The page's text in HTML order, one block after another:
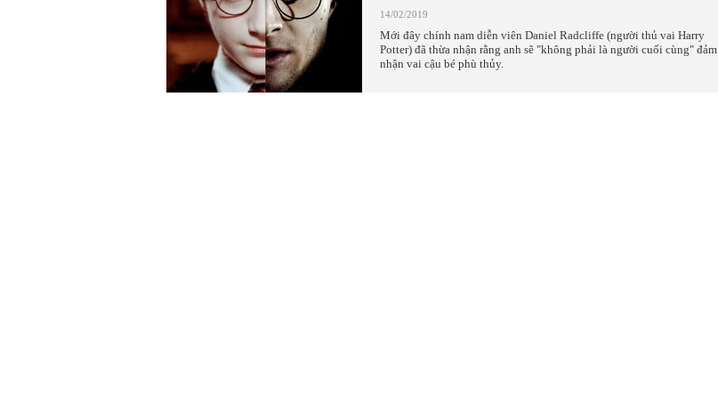
14/02/2019
Mới đây chính nam diễn viên Daniel Radcliffe (người thủ vai Harry
Potter) đã thừa nhận rằng anh sẽ "không phải là người cuối cùng" đảm
nhận vai cậu bé phù thủy.